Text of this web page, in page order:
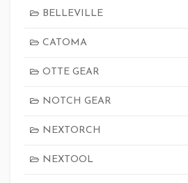
BELLEVILLE
CATOMA
OTTE GEAR
NOTCH GEAR
NEXTORCH
NEXTOOL